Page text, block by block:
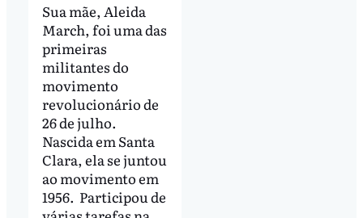
Sua mãe, Aleida
March, foi uma das
primeiras
militantes do
movimento
revolucionário de
26 de julho.
Nascida em Santa
Clara, ela se juntou
ao movimento em
1956. Participou de